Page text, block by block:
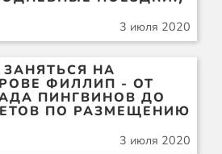
3 июля 2020
НА
ФИЛЛИП - ОТ
ПИНГВИНОВ ДО
ПО РАЗМЕЩЕНИЮ
3 июля 2020